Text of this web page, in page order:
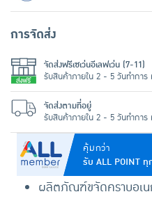
คุ้มกว่า
รับ ALL POINT ทุ
ผลิตภัณฑ์ขจัดคราบอเน
การจัดส่ง
จัดส่งฟรีเซเว่นอีเลฟเว่น (7-11)
รับสินค้าภายใน 2 - 5 วันทำการ
จัดส่งตามที่อยู่
รับสินค้าภายใน 2 - 5 วันทำการ